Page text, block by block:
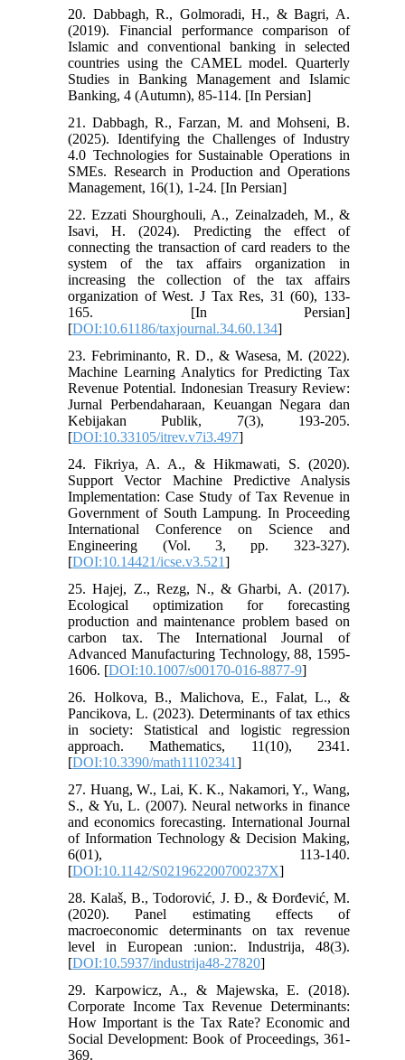
20. Dabbagh, R., Golmoradi, H., & Bagri, A.
(2019). Financial performance comparison of
Islamic and conventional banking in selected
countries using the CAMEL model. Quarterly
Studies in Banking Management and Islamic
Banking, 4 (Autumn), 85-114.‏ [In Persian]
21. Dabbagh, R., Farzan, M. and Mohseni, B.
(2025). Identifying the Challenges of Industry
4.0 Technologies for Sustainable Operations in
SMEs. Research in Production and Operations
Management, 16(1), 1-24. [In Persian]
22. Ezzati Shourghouli, A., Zeinalzadeh, M., &
Isavi, H. (2024). Predicting the effect of
connecting the transaction of card readers to the
system of the tax affairs organization in
increasing the collection of the tax affairs
organization of West. J Tax Res, 31 (60), 133-
165. [In Persian]
[DOI:10.61186/taxjournal.34.60.134]
23. Febriminanto, R. D., & Wasesa, M. (2022).
Machine Learning Analytics for Predicting Tax
Revenue Potential. Indonesian Treasury Review:
Jurnal Perbendaharaan, Keuangan Negara dan
Kebijakan Publik, 7(3), 193-205.
[DOI:10.33105/itrev.v7i3.497]
24. Fikriya, A. A., & Hikmawati, S. (2020).
Support Vector Machine Predictive Analysis
Implementation: Case Study of Tax Revenue in
Government of South Lampung. In Proceeding
International Conference on Science and
Engineering (Vol. 3, pp. 323-327).
[DOI:10.14421/icse.v3.521]
25. Hajej, Z., Rezg, N., & Gharbi, A. (2017).
Ecological optimization for forecasting
production and maintenance problem based on
carbon tax. The International Journal of
Advanced Manufacturing Technology, 88, 1595-
1606. [DOI:10.1007/s00170-016-8877-9]
26. Holkova, B., Malichova, E., Falat, L., &
Pancikova, L. (2023). Determinants of tax ethics
in society: Statistical and logistic regression
approach. Mathematics, 11(10), 2341.
[DOI:10.3390/math11102341]
27. Huang, W., Lai, K. K., Nakamori, Y., Wang,
S., & Yu, L. (2007). Neural networks in finance
and economics forecasting. International Journal
of Information Technology & Decision Making,
6(01), 113-140.
[DOI:10.1142/S021962200700237X]
28. Kalaš, B., Todorović, J. Đ., & Đorđević, M.
(2020). Panel estimating effects of
macroeconomic determinants on tax revenue
level in European :union:. Industrija, 48(3).
[DOI:10.5937/industrija48-27820]
29. Karpowicz, A., & Majewska, E. (2018).
Corporate Income Tax Revenue Determinants:
How Important is the Tax Rate? Economic and
Social Development: Book of Proceedings, 361-
369.